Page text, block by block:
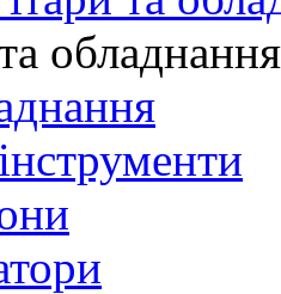
обладнання